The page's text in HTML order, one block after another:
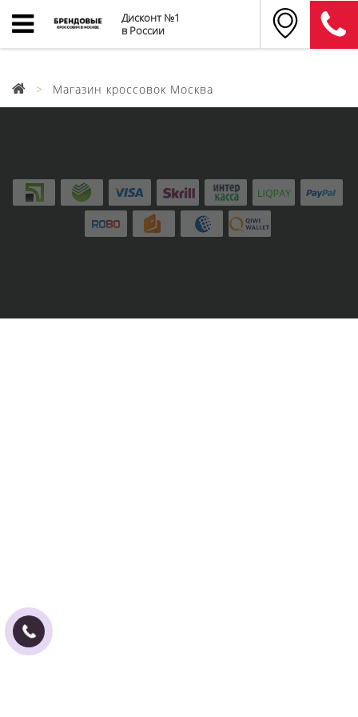
Дисконт №1
в России
Магазин кроссовок Москва